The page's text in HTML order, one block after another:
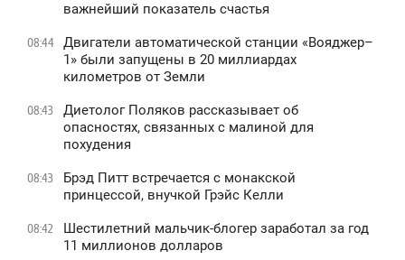
важнейший показатель счастья
08:44
Двигатели автоматической станции «Вояджер–
1» были запущены в 20 миллиардах
километров от Земли
08:43
Диетолог Поляков рассказывает об
опасностях, связанных с малиной для
похудения
08:43
Брэд Питт встречается с монакской
принцессой, внучкой Грэйс Келли
08:42
Шестилетний мальчик-блогер заработал за год
11 миллионов долларов